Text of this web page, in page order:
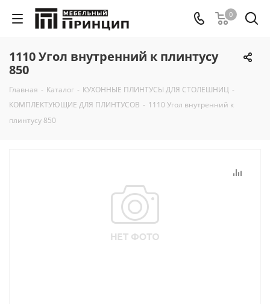
0
1110 Угол внутренний к плинтусу
850
Главная - Каталог - КУХОННЫЕ ПЛИНТУСЫ ДЛЯ СТОЛЕШНИЦ -
КОМПЛЕКТУЮЩИЕ ДЛЯ ПЛИНТУСОВ - 1110 Угол внутренний к
плинтусу 850